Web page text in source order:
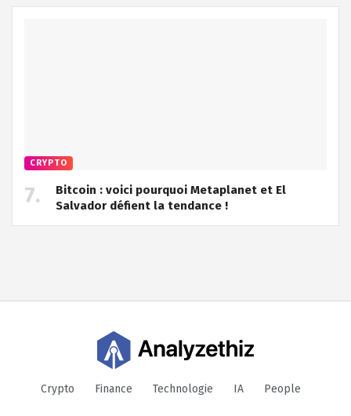
CRYPTO
Bitcoin : voici pourquoi Metaplanet et El
Salvador défient la tendance !
Crypto Finance Technologie IA People